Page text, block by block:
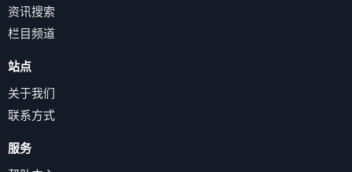
资讯搜索
栏目频道
站点
关于我们
联系方式
服务